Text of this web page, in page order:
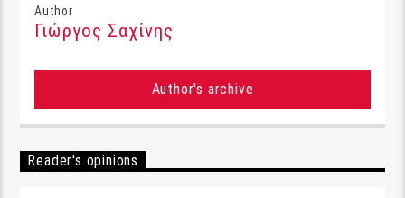
Author
Γιώργος Σαχίνης
Author's archive
Reader's opinions